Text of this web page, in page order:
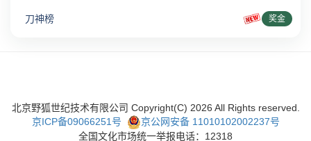
刀神榜 奖金
北京野狐世纪技术有限公司 Copyright(C) 2026 All Rights reserved.
京ICP备09066251号
京公网安备 11010102002237号
全国文化市场统一举报电话：12318